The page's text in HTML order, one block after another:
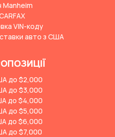
Manheim
VIN-коду
авто з США
до $2,000
до $3,000
до $4,000
до $5,000
до $6,000
до $7,000